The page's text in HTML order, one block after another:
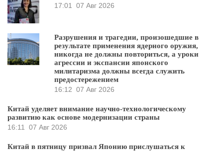
17:01
07 Авг 2026
Разрушения и трагедии, произошедшие в
результате применения ядерного оружия,
никогда не должны повториться, а уроки
агрессии и экспансии японского
милитаризма должны всегда служить
предостережением
16:12 07 Авг 2026
Китай уделяет внимание научно-технологическому
развитию как основе модернизации страны
16:11
07 Авг 2026
Китай в пятницу призвал Японию прислушаться к